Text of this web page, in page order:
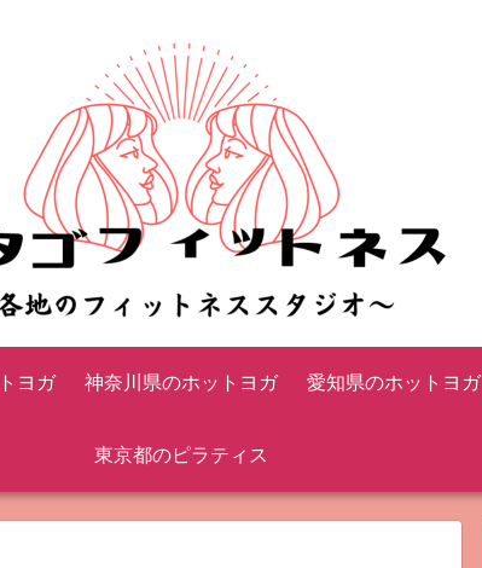
ヨガ 神奈川県のホットヨガ 愛知県のホットヨガ
東京都のピラティス